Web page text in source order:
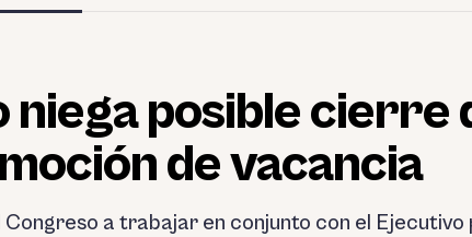
niega posible cierre
de vacancia
Congreso a trabajar en conjunto con el